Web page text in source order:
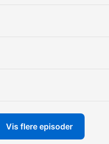
Vis flere episoder